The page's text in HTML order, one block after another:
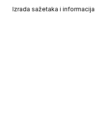
Izrada sažetaka i informacija